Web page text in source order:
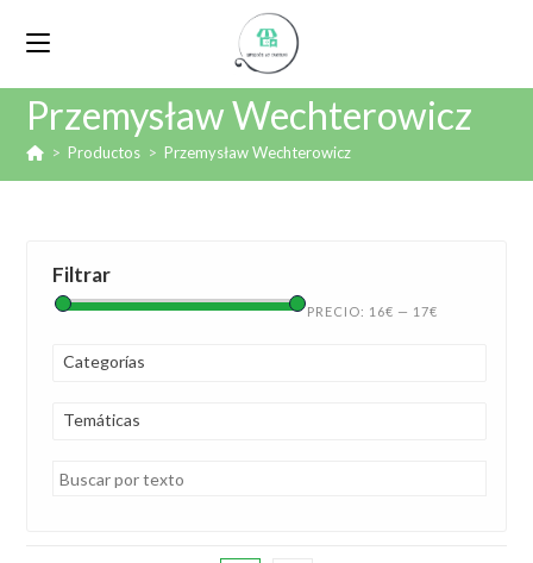
Przemysław Wechterowicz
> Productos > Przemysław Wechterowicz
Filtrar
PRECIO: 16€ — 17€
Categorías
Temáticas